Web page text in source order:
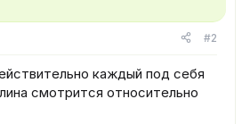
#2
каждый под себя
смотрится относительно